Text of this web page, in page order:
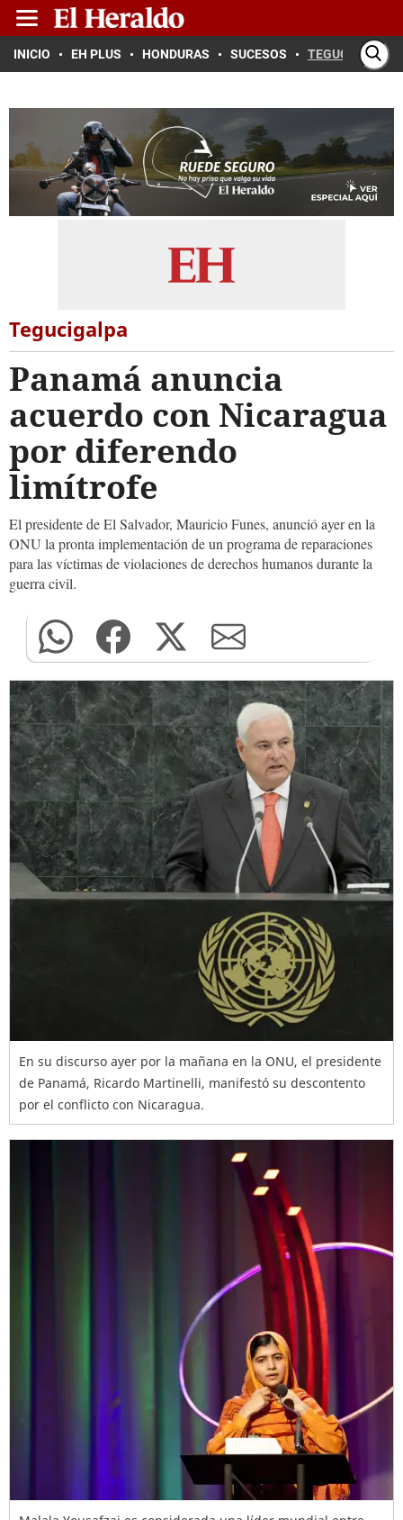
INICIO EH PLUS HONDURAS SUCESOS TEGUCIGALPA
Tegucigalpa
Panamá anuncia
acuerdo con Nicaragua
por diferendo
limítrofe
El presidente de El Salvador, Mauricio Funes, anunció ayer en la
ONU la pronta implementación de un programa de reparaciones
para las víctimas de violaciones de derechos humanos durante la
guerra civil.
En su discurso ayer por la mañana en la ONU, el presidente
de Panamá, Ricardo Martinelli, manifestó su descontento
por el conflicto con Nicaragua.